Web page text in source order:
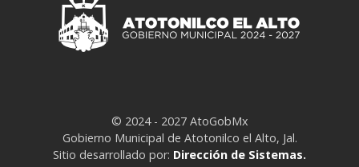
© 2024 - 2027 AtoGobMx
Gobierno Municipal de Atotonilco el Alto, Jal.
Sitio desarrollado por: Dirección de Sistemas.